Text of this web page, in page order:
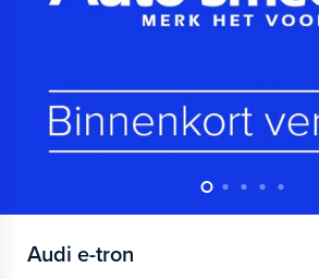
Audi e-tron